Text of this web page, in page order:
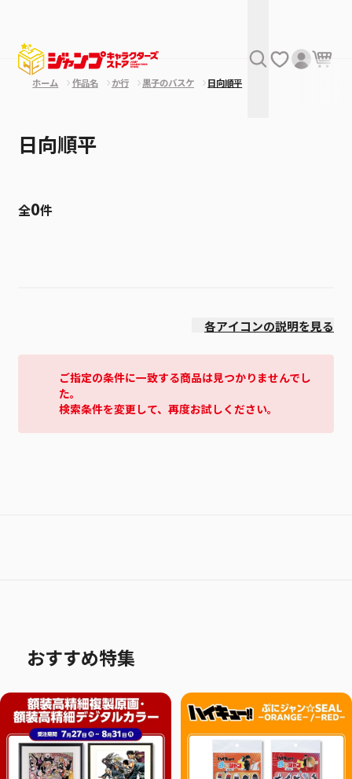
ホーム 作品名 か行 黒子のバスケ 日向順平
日向順平
全0件
各アイコンの説明を見る
ご指定の条件に一致する商品は見つかりませんでし
た。
検索条件を変更して、再度お試しください。
おすすめ特集